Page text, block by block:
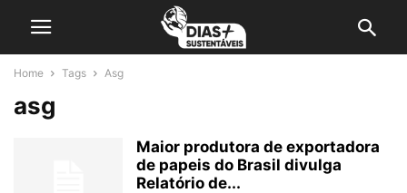
Home Tags Asg
asg
Maior produtora de exportadora
de papeis do Brasil divulga
Relatório de...